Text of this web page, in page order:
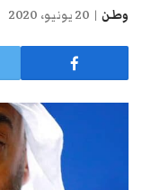
وطن 20 يونيو، 2020